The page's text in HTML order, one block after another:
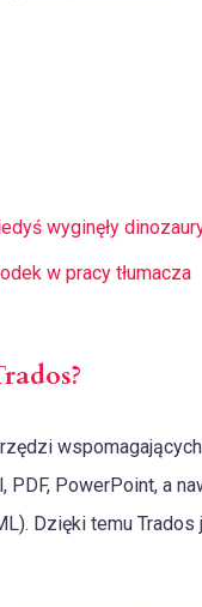
wyginęły
w pracy tłumacza
PDF, PowerPoint, a
Dzięki temu